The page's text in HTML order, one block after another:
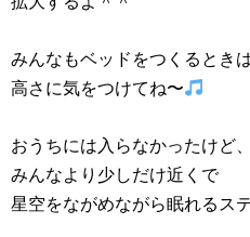
みんなもベッドをつくるときは
高さに気をつけてね〜
おうちには入らなかったけど、
みんなより少しだけ近くで
星空をながめながら眠れるス